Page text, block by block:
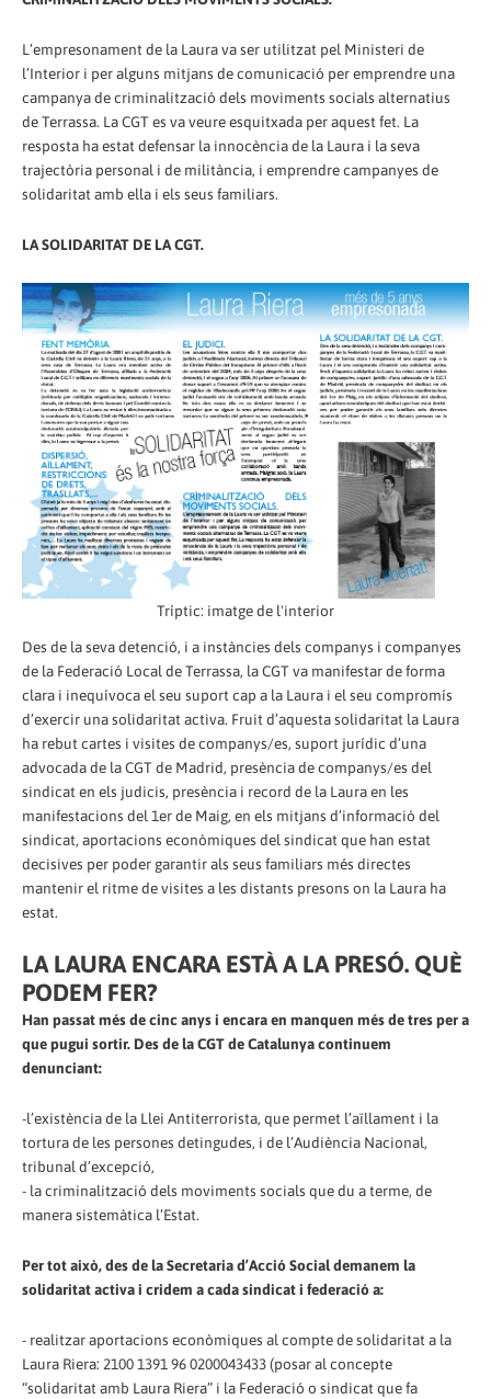
L’empresonament de la Laura va ser utilitzat pel Ministeri de
l’Interior i per alguns mitjans de comunicació per emprendre una
campanya de criminalització dels moviments socials alternatius
de Terrassa. La CGT es va veure esquitxada per aquest fet. La
resposta ha estat defensar la innocència de la Laura i la seva
trajectòria personal i de militància, i emprendre campanyes de
solidaritat amb ella i els seus familiars.
LA SOLIDARITAT DE LA CGT.
Tríptic: imatge de l'interior
Des de la seva detenció, i a instàncies dels companys i companyes
de la Federació Local de Terrassa, la CGT va manifestar de forma
clara i inequívoca el seu suport cap a la Laura i el seu compromís
d’exercir una solidaritat activa. Fruit d’aquesta solidaritat la Laura
ha rebut cartes i visites de companys/es, suport jurídic d’una
advocada de la CGT de Madrid, presència de companys/es del
sindicat en els judicis, presència i record de la Laura en les
manifestacions del 1er de Maig, en els mitjans d’informació del
sindicat, aportacions econòmiques del sindicat que han estat
decisives per poder garantir als seus familiars més directes
mantenir el ritme de visites a les distants presons on la Laura ha
estat.
LA LAURA ENCARA ESTÀ A LA PRESÓ. QUÈ
PODEM FER?
Han passat més de cinc anys i encara en manquen més de tres per a
que pugui sortir. Des de la CGT de Catalunya continuem
denunciant:
-l’existència de la Llei Antiterrorista, que permet l’aïllament i la
tortura de les persones detingudes, i de l’Audiència Nacional,
tribunal d’excepció,
- la criminalització dels moviments socials que du a terme, de
manera sistemàtica l’Estat.
Per tot això, des de la Secretaria d’Acció Social demanem la
solidaritat activa i cridem a cada sindicat i federació a:
- realitzar aportacions econòmiques al compte de solidaritat a la
Laura Riera: 2100 1391 96 0200043433 (posar al concepte
“solidaritat amb Laura Riera” i la Federació o sindicat que fa